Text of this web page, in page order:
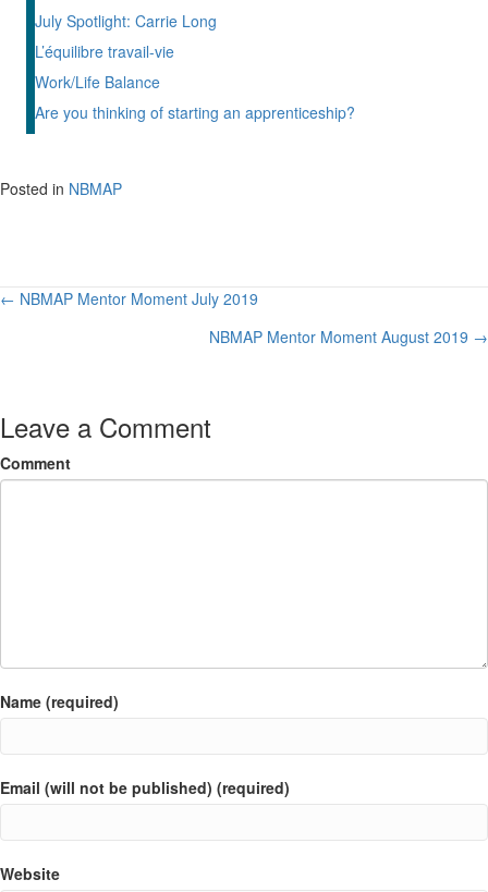
July Spotlight: Carrie Long
L’équilibre travail-vie
Work/Life Balance
Are you thinking of starting an apprenticeship?
Posted in NBMAP
Posts
← NBMAP Mentor Moment July 2019
NBMAP Mentor Moment August 2019 →
Leave a Comment
Comment
Name (required)
Email (will not be published) (required)
Website